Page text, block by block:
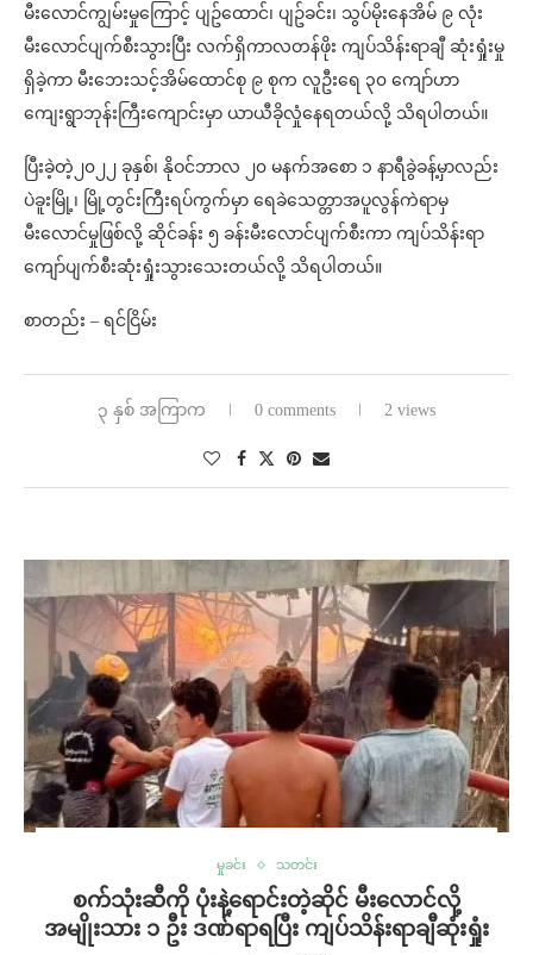
မီးလောင်ကျွမ်းမှုကြောင့် ပျဥ်ထောင်၊ ပျဥ်ခင်း၊ သွပ်မိုးနေအိမ် ၉ လုံး
မီးလောင်ပျက်စီးသွားပြီး လက်ရှိကာလတန်ဖိုး ကျပ်သိန်းရာချီ ဆုံးရှုံးမှု
ရှိခဲ့ကာ မီးဘေးသင့်အိမ်ထောင်စု ၉ စုက လူဦးရေ ၃၀ ကျော်ဟာ
ကျေးရွာဘုန်းကြီးကျောင်းမှာ ယာယီခိုလှုံနေရတယ်လို့ သိရပါတယ်။
ပြီးခဲ့တဲ့၂၀၂၂ ခုနှစ်၊ နိုဝင်ဘာလ ၂၀ မနက်အစော ၁ နာရီခွဲခန့်မှာလည်း
ပဲခူးမြို့၊ မြို့တွင်းကြီးရပ်ကွက်မှာ ရေခဲသေတ္တာအပူလွန်ကဲရာမှ
မီးလောင်မှုဖြစ်လို့ ဆိုင်ခန်း ၅ ခန်းမီးလောင်ပျက်စီးကာ ကျပ်သိန်းရာ
ကျော်ပျက်စီးဆုံးရှုံးသွားသေးတယ်လို့ သိရပါတယ်။
စာတည်း – ရင်ငြိမ်း
၃ နှစ် အကြာက 0 comments 2 views
မှုခင်း သတင်း
စက်သုံးဆီကို ပုံးနဲ့ရောင်းတဲ့ဆိုင် မီးလောင်လို့
အမျိုးသား ၁ ဦး ဒဏ်ရာရပြီး ကျပ်သိန်းရာချီဆုံးရှုံး